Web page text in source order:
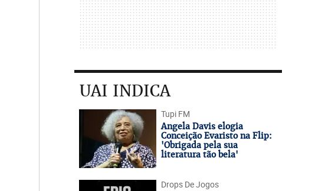
UAI INDICA
Tupi FM
Angela Davis elogia
Conceição Evaristo na Flip:
'Obrigada pela sua
literatura tão bela'
Drops De Jogos